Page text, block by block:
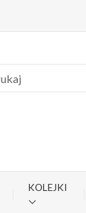
KOLEJKI